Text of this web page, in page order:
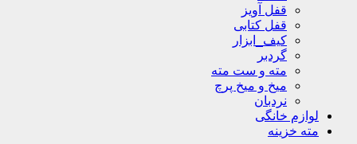
قفل آویز
قفل کتابی
کیف_ابزار
گردبر
مته و ست مته
میخ و میخ پرچ
نردبان
لوازم خانگی
مته خزینه